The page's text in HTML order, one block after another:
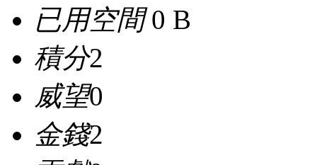
已用空間0 B
積分2
威望0
金錢2